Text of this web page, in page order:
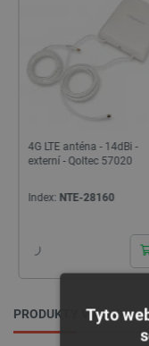
AX7010 - Vývojová deska -
SoC AMD Zynq 7000
Index: ALX-29035
PRODUKTY V AKCI
Tyto